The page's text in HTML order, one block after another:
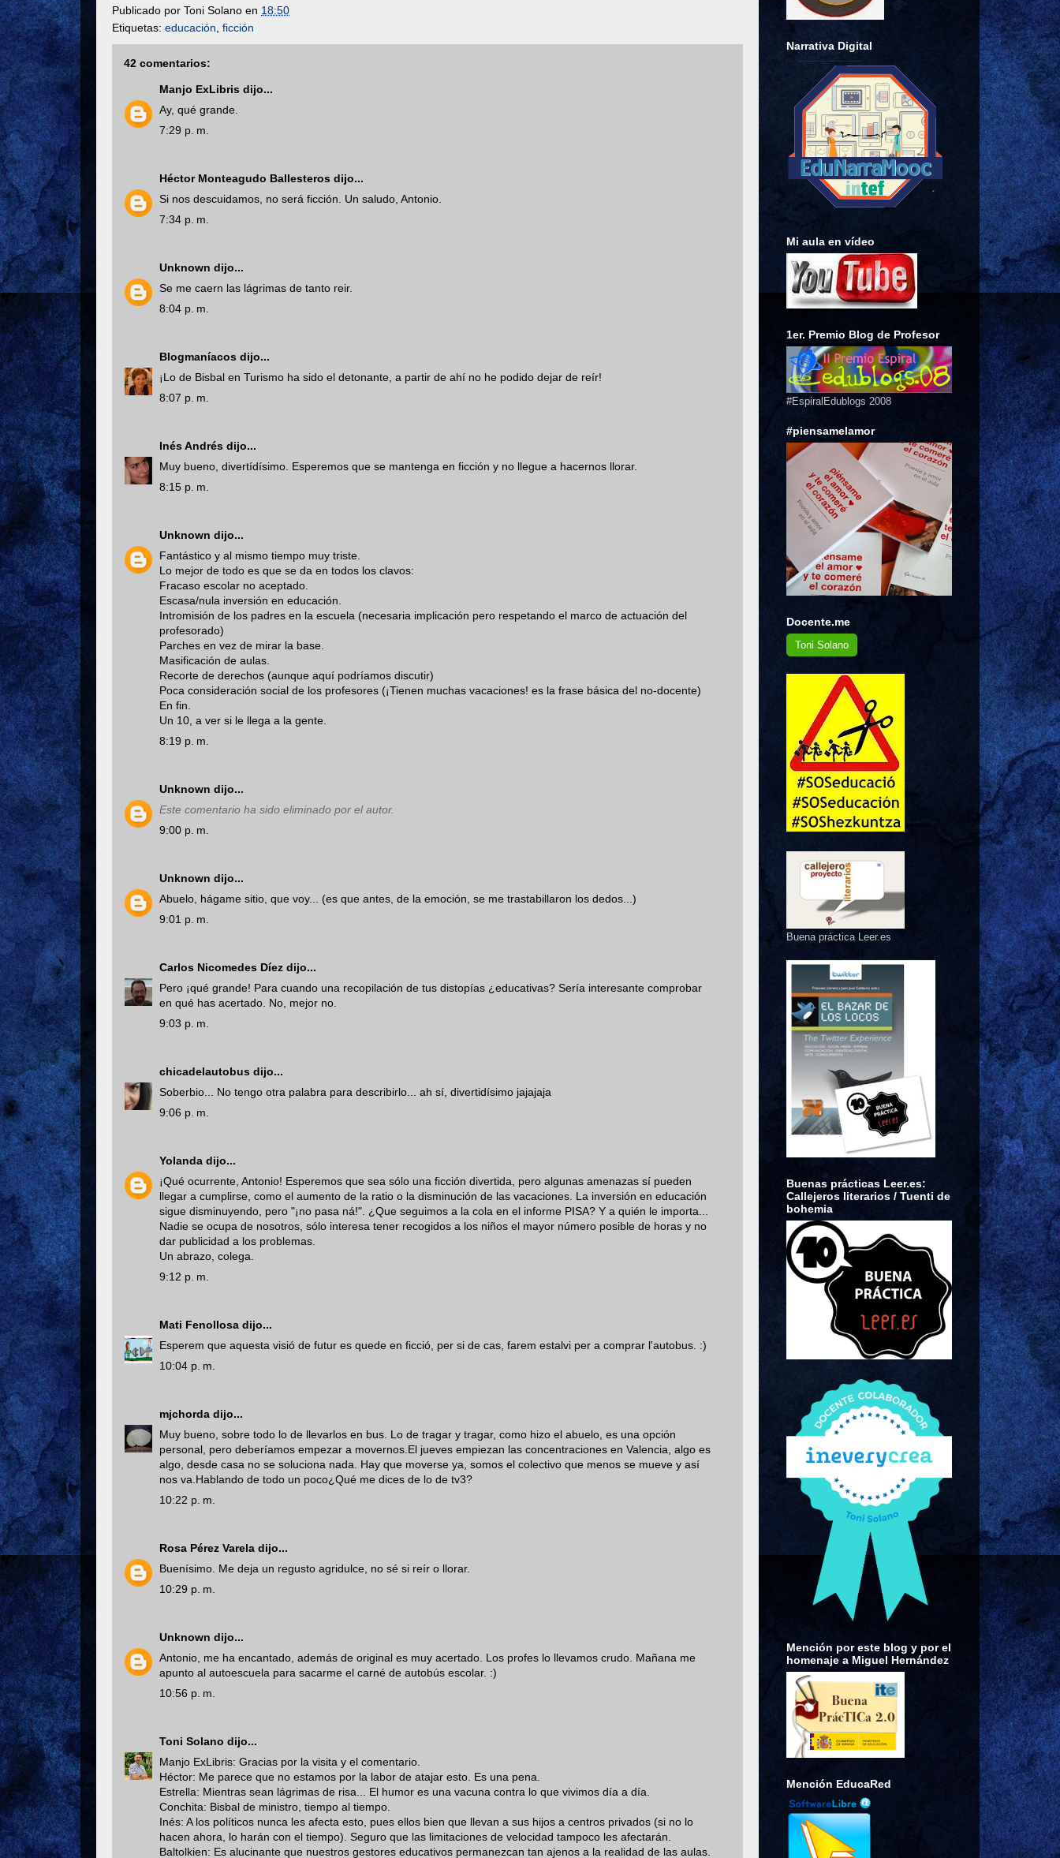
Publicado por Toni Solano en 18:50
Etiquetas: educación ficción
42 comentarios:
Manjo ExLibris dijo...
Ay, qué grande.
7:29 p. m.
Héctor Monteagudo Ballesteros dijo...
Si nos descuidamos, no será ficción. Un saludo, Antonio.
7:34 p. m.
Unknown dijo...
Se me caern las lágrimas de tanto reir.
8:04 p. m.
Blogmaníacos dijo...
¡Lo de Bisbal en Turismo ha sido el detonante, a partir de ahí no he podido dejar de reír!
8:07 p. m.
Inés Andrés dijo...
Muy bueno, divertídísimo. Esperemos que se mantenga en ficción y no llegue a hacernos llorar.
8:15 p. m.
Unknown dijo...
Fantástico y al mismo tiempo muy triste.
Lo mejor de todo es que se da en todos los clavos:
Fracaso escolar no aceptado.
Escasa/nula inversión en educación.
Intromisión de los padres en la escuela (necesaria implicación pero respetando el marco de actuación del
profesorado)
Parches en vez de mirar la base.
Masificación de aulas.
Recorte de derechos (aunque aquí podríamos discutir)
Poca consideración social de los profesores (¡Tienen muchas vacaciones! es la frase básica del no-docente)
En fin.
Un 10, a ver si le llega a la gente.
8:19 p. m.
Unknown dijo...
Este comentario ha sido eliminado por el autor.
9:00 p. m.
Unknown dijo...
Abuelo, hágame sitio, que voy... (es que antes, de la emoción, se me trastabillaron los dedos...)
9:01 p. m.
Carlos Nicomedes Díez dijo...
Pero ¡qué grande! Para cuando una recopilación de tus distopías ¿educativas? Sería interesante comprobar
en qué has acertado. No, mejor no.
9:03 p. m.
chicadelautobus dijo...
Soberbio... No tengo otra palabra para describirlo... ah sí, divertidísimo jajajaja
9:06 p. m.
Yolanda dijo...
¡Qué ocurrente, Antonio! Esperemos que sea sólo una ficción divertida, pero algunas amenazas sí pueden
llegar a cumplirse, como el aumento de la ratio o la disminución de las vacaciones. La inversión en educación
sigue disminuyendo, pero "¡no pasa ná!". ¿Que seguimos a la cola en el informe PISA? Y a quién le importa...
Nadie se ocupa de nosotros, sólo interesa tener recogidos a los niños el mayor número posible de horas y no
dar publicidad a los problemas.
Un abrazo, colega.
9:12 p. m.
Mati Fenollosa dijo...
Esperem que aquesta visió de futur es quede en ficció, per si de cas, farem estalvi per a comprar l'autobus. :)
10:04 p. m.
mjchorda dijo...
Muy bueno, sobre todo lo de llevarlos en bus. Lo de tragar y tragar, como hizo el abuelo, es una opción
personal, pero deberíamos empezar a movernos.El jueves empiezan las concentraciones en Valencia, algo es
algo, desde casa no se soluciona nada. Hay que moverse ya, somos el colectivo que menos se mueve y así
nos va.Hablando de todo un poco¿Qué me dices de lo de tv3?
10:22 p. m.
Rosa Pérez Varela dijo...
Buenísimo. Me deja un regusto agridulce, no sé si reír o llorar.
10:29 p. m.
Unknown dijo...
Antonio, me ha encantado, además de original es muy acertado. Los profes lo llevamos crudo. Mañana me
apunto al autoescuela para sacarme el carné de autobús escolar. :)
10:56 p. m.
Toni Solano dijo...
Manjo ExLibris: Gracias por la visita y el comentario.
Héctor: Me parece que no estamos por la labor de atajar esto. Es una pena.
Estrella: Mientras sean lágrimas de risa... El humor es una vacuna contra lo que vivimos día a día.
Conchita: Bisbal de ministro, tiempo al tiempo.
Inés: A los políticos nunca les afecta esto, pues ellos bien que llevan a sus hijos a centros privados (si no lo
hacen ahora, lo harán con el tiempo). Seguro que las limitaciones de velocidad tampoco les afectarán.
Baltolkien: Es alucinante que nuestros gestores educativos permanezcan tan ajenos a la realidad de las aulas.
Narrativa Digital
Mi aula en vídeo
1er. Premio Blog de Profesor
#EspiralEdublogs 2008
#piensamelamor
Docente.me
Toni Solano
Buena práctica Leer.es
Buenas prácticas Leer.es:
Callejeros literarios / Tuenti de
bohemia
Mención por este blog y por el
homenaje a Miguel Hernández
Mención EducaRed